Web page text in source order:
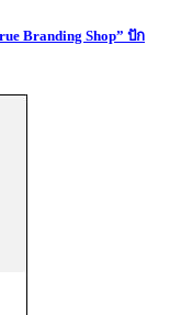
Branding Shop” ปัก